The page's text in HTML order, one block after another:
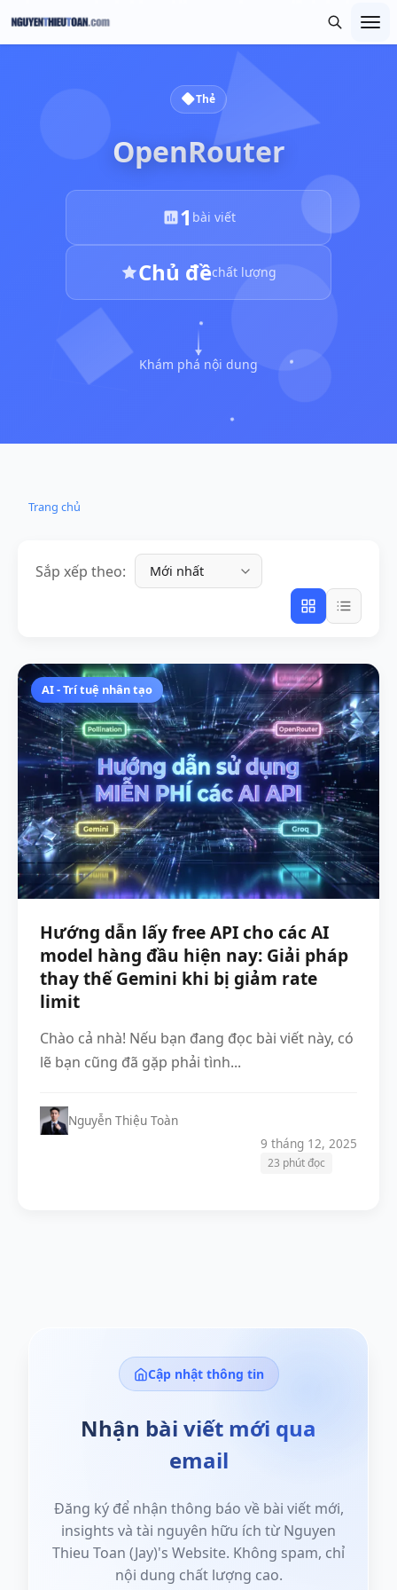
Thẻ
OpenRouter
1 bài viết
Chủ đềchất lượng
Khám phá nội dung
Trang chủ
Sắp xếp theo:
AI - Trí tuệ nhân tạo
Hướng dẫn lấy free API cho các AI
model hàng đầu hiện nay: Giải pháp
thay thế Gemini khi bị giảm rate
limit
Chào cả nhà! Nếu bạn đang đọc bài viết này, có
lẽ bạn cũng đã gặp phải tình...
Nguyễn Thiệu Toàn
9 tháng 12, 2025
23 phút đọc
Cập nhật thông tin
Nhận bài viết mới qua
email
Đăng ký để nhận thông báo về bài viết mới,
insights và tài nguyên hữu ích từ Nguyen
Thieu Toan (Jay)'s Website. Không spam, chỉ
nội dung chất lượng cao.